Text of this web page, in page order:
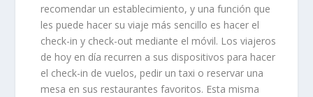
recomendar un establecimiento, y una función que
les puede hacer su viaje más sencillo es hacer el
check-in y check-out mediante el móvil. Los viajeros
de hoy en día recurren a sus dispositivos para hacer
el check-in de vuelos, pedir un taxi o reservar una
mesa en sus restaurantes favoritos. Esta misma